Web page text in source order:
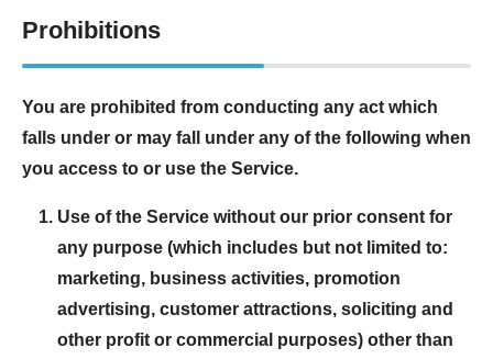
Prohibitions
You are prohibited from conducting any act which
falls under or may fall under any of the following when
you access to or use the Service.
Use of the Service without our prior consent for
any purpose (which includes but not limited to:
marketing, business activities, promotion
advertising, customer attractions, soliciting and
other profit or commercial purposes) other than